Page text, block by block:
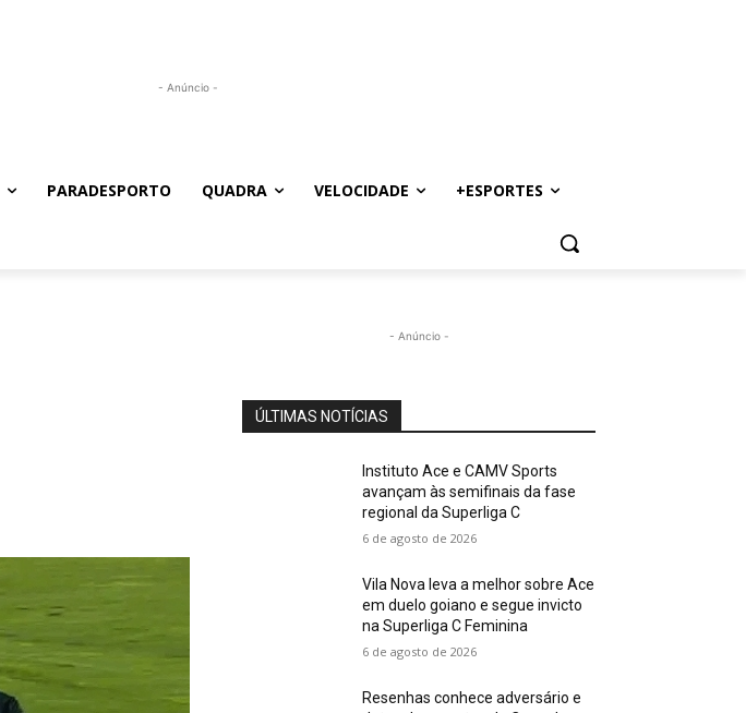
- Anúncio -
PARADESPORTO QUADRA VELOCIDADE +ESPORTES
- Anúncio -
ÚLTIMAS NOTÍCIAS
Instituto Ace e CAMV Sports
avançam às semifinais da fase
regional da Superliga C
6 de agosto de 2026
Vila Nova leva a melhor sobre Ace
em duelo goiano e segue invicto
na Superliga C Feminina
6 de agosto de 2026
Resenhas conhece adversário e